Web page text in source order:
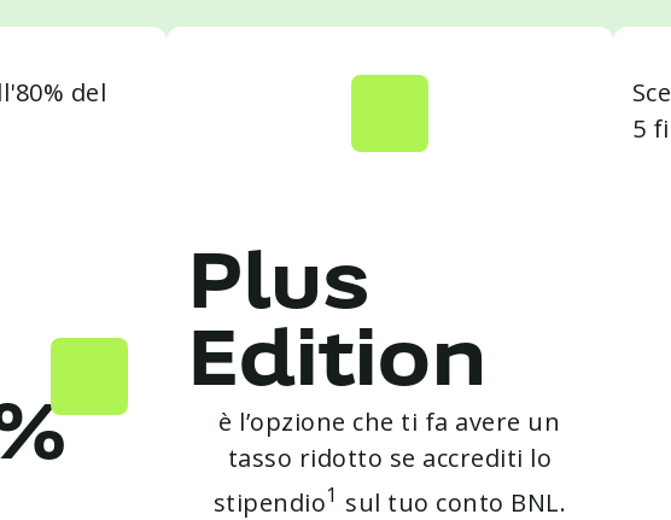
del
Plus
Edition
è l’opzione che ti fa avere un
tasso ridotto se accrediti lo
stipendio1 sul tuo conto BNL.
5